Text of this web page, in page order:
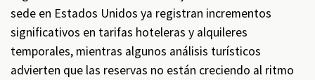
sede en Estados Unidos ya registran incrementos
significativos en tarifas hoteleras y alquileres
temporales, mientras algunos análisis turísticos
advierten que las reservas no están creciendo al ritmo